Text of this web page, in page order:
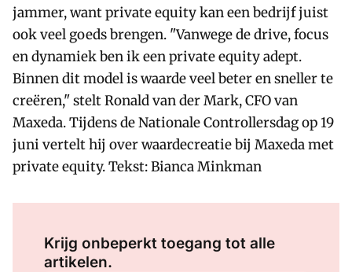
jammer, want private equity kan een bedrijf juist
ook veel goeds brengen. "Vanwege de drive, focus
en dynamiek ben ik een private equity adept.
Binnen dit model is waarde veel beter en sneller te
creëren," stelt Ronald van der Mark, CFO van
Maxeda. Tijdens de Nationale Controllersdag op 19
juni vertelt hij over waardecreatie bij Maxeda met
private equity. Tekst: Bianca Minkman
Krijg onbeperkt toegang tot alle
artikelen.